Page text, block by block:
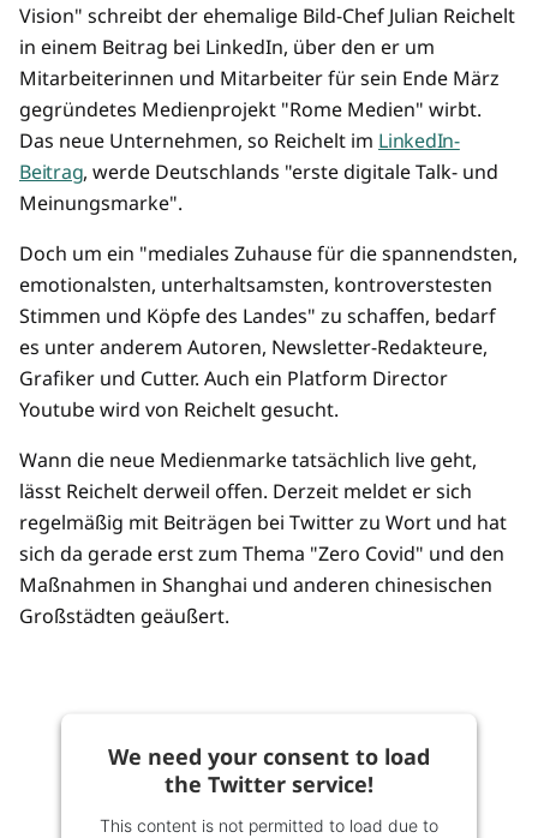
Vision" schreibt der ehemalige Bild-Chef Julian Reichelt
in einem Beitrag bei LinkedIn, über den er um
Mitarbeiterinnen und Mitarbeiter für sein Ende März
gegründetes Medienprojekt "Rome Medien" wirbt.
Das neue Unternehmen, so Reichelt im LinkedIn-
Beitrag, werde Deutschlands "erste digitale Talk- und
Meinungsmarke".
Doch um ein "mediales Zuhause für die spannendsten,
emotionalsten, unterhaltsamsten, kontroverstesten
Stimmen und Köpfe des Landes" zu schaffen, bedarf
es unter anderem Autoren, Newsletter-Redakteure,
Grafiker und Cutter. Auch ein Platform Director
Youtube wird von Reichelt gesucht.
Wann die neue Medienmarke tatsächlich live geht,
lässt Reichelt derweil offen. Derzeit meldet er sich
regelmäßig mit Beiträgen bei Twitter zu Wort und hat
sich da gerade erst zum Thema "Zero Covid" und den
Maßnahmen in Shanghai und anderen chinesischen
Großstädten geäußert.
We need your consent to load
the Twitter service!
This content is not permitted to load due to